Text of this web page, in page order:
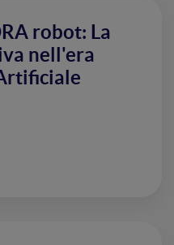
robot: La
nell'era